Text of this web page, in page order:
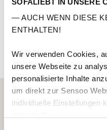
— AUCH WENN DIESE
ENTHALTEN!
Wir verwenden Cookies,
unsere Webseite zu
personalisierte Inhalte
um direkt zur Sensoo
individuelle Einstellungen
4700 Eupen -
TVA: